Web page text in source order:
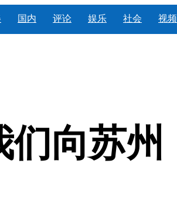
国内 评论 娱乐 社会 视频
向苏州